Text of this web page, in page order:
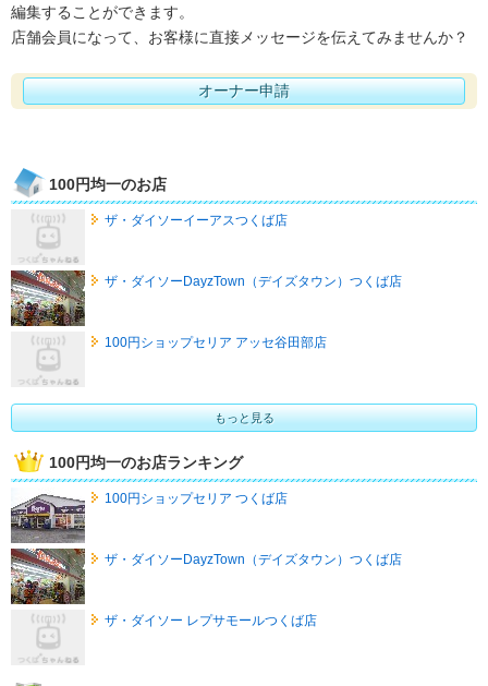
編集することができます。
店舗会員になって、お客様に直接メッセージを伝えてみませんか？
オーナー申請
100円均一のお店
ザ・ダイソーイーアスつくば店
ザ・ダイソーDayzTown（デイズタウン）つくば店
100円ショップセリア アッセ谷田部店
もっと見る
100円均一のお店ランキング
100円ショップセリア つくば店
ザ・ダイソーDayzTown（デイズタウン）つくば店
ザ・ダイソー レプサモールつくば店